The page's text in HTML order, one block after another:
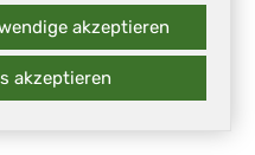
DINCER DINC
Für den Bürgerservice für
Migranten
akzeptieren
akzeptieren